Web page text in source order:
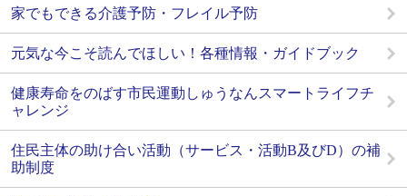
家でもできる介護予防・フレイル予防
元気な今こそ読んでほしい！各種情報・ガイドブック
健康寿命をのばす市民運動しゅうなんスマートライフチ
ャレンジ
住民主体の助け合い活動（サービス・活動B及びD）の補
助制度